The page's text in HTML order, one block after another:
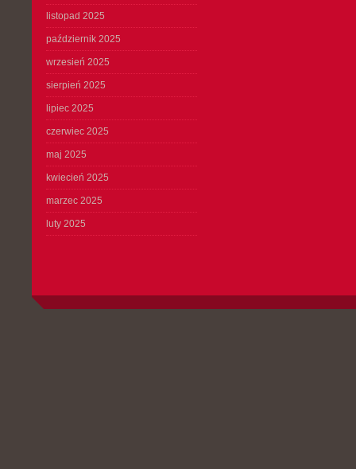
listopad 2025
październik 2025
wrzesień 2025
sierpień 2025
lipiec 2025
czerwiec 2025
maj 2025
kwiecień 2025
marzec 2025
luty 2025